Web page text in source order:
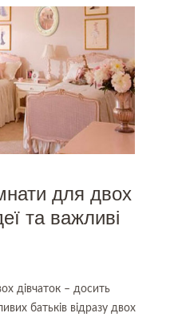
для двох
та важливі
дівчаток – досить
батьків відразу двох